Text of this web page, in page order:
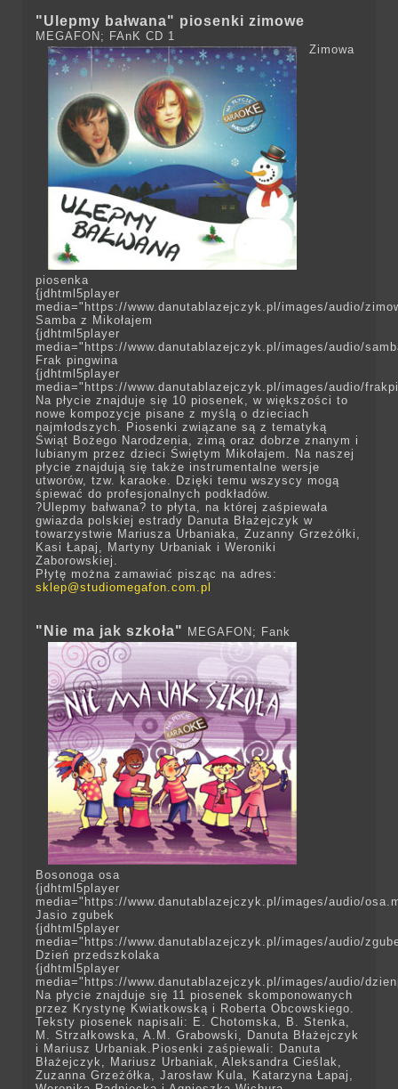
"Ulepmy bałwana" piosenki zimowe
MEGAFON; FAnK CD 1
Zimowa
piosenka
{jdhtml5player
media="https://www.danutablazejczyk.pl/images/audio/
Samba z Mikołajem
{jdhtml5player
media="https://www.danutablazejczyk.pl/images/audio/
Frak pingwina
{jdhtml5player
media="https://www.danutablazejczyk.pl/images/audio/
Na płycie znajduje się 10 piosenek, w większości to
nowe kompozycje pisane z myślą o dzieciach
najmłodszych. Piosenki związane są z tematyką
Świąt Bożego Narodzenia, zimą oraz dobrze znanym i
lubianym przez dzieci Świętym Mikołajem. Na naszej
płycie znajdują się także instrumentalne wersje
utworów, tzw. karaoke. Dzięki temu wszyscy mogą
śpiewać do profesjonalnych podkładów.
?Ulepmy bałwana? to płyta, na której zaśpiewała
gwiazda polskiej estrady Danuta Błażejczyk w
towarzystwie Mariusza Urbaniaka, Zuzanny Grzeżółki,
Kasi Łapaj, Martyny Urbaniak i Weroniki
Zaborowskiej.
Płytę można zamawiać pisząc na adres:
sklep@studiomegafon.com.pl
"Nie ma jak szkoła" MEGAFON; Fank
Bosonoga osa
{jdhtml5player
media="https://www.danutablazejczyk.pl/images/audio/
Jasio zgubek
{jdhtml5player
media="https://www.danutablazejczyk.pl/images/audio/
Dzień przedszkolaka
{jdhtml5player
media="https://www.danutablazejczyk.pl/images/audio/
Na płycie znajduje się 11 piosenek skomponowanych
przez Krystynę Kwiatkowską i Roberta Obcowskiego.
Teksty piosenek napisali: E. Chotomska, B. Stenka,
M. Strzałkowska, A.M. Grabowski, Danuta Błażejczyk
i Mariusz Urbaniak.Piosenki zaśpiewali: Danuta
Błażejczyk, Mariusz Urbaniak, Aleksandra Cieślak,
Zuzanna Grzeżółka, Jarosław Kula, Katarzyna Łapaj,